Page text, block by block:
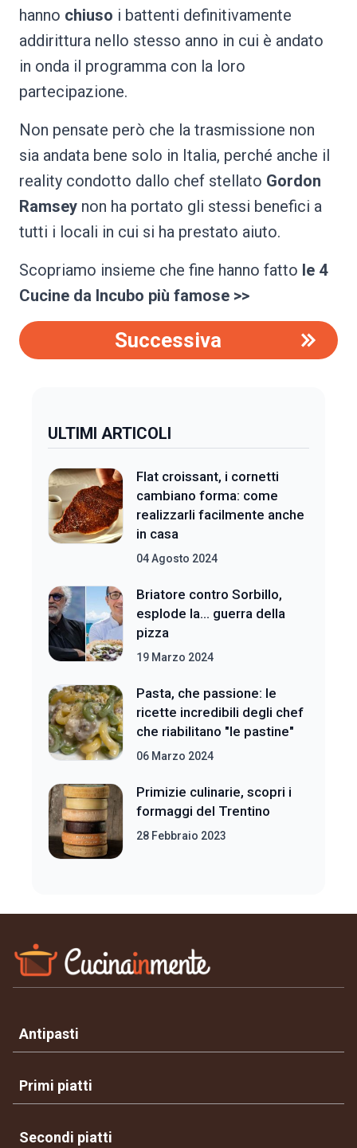
hanno chiuso i battenti definitivamente
addirittura nello stesso anno in cui è andato
in onda il programma con la loro
partecipazione.
Non pensate però che la trasmissione non
sia andata bene solo in Italia, perché anche il
reality condotto dallo chef stellato Gordon
Ramsey non ha portato gli stessi benefici a
tutti i locali in cui si ha prestato aiuto.
Scopriamo insieme che fine hanno fatto le 4
Cucine da Incubo più famose >>
Successiva
ULTIMI ARTICOLI
Flat croissant, i cornetti
cambiano forma: come
realizzarli facilmente anche
in casa
04 Agosto 2024
Briatore contro Sorbillo,
esplode la... guerra della
pizza
19 Marzo 2024
Pasta, che passione: le
ricette incredibili degli chef
che riabilitano "le pastine"
06 Marzo 2024
Primizie culinarie, scopri i
formaggi del Trentino
28 Febbraio 2023
Antipasti
Primi piatti
Secondi piatti